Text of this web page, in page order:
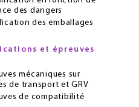
des dangers
des emballages
et épreuves
mécaniques sur
de transport et GRV
de compatibilité